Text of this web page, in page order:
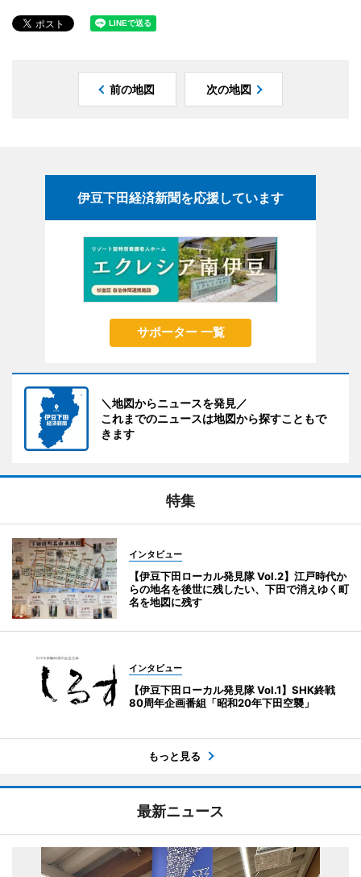
前の地図 次の地図
伊豆下田経済新聞を応援しています
サポーター 一覧
＼地図からニュースを発見／
これまでのニュースは地図から探すこともで
きます
特集
インタビュー
【伊豆下田ローカル発見隊 Vol.2】江戸時代か
らの地名を後世に残したい、下田で消えゆく町
名を地図に残す
インタビュー
【伊豆下田ローカル発見隊 Vol.1】SHK終戦
80周年企画番組「昭和20年下田空襲」
もっと見る
最新ニュース